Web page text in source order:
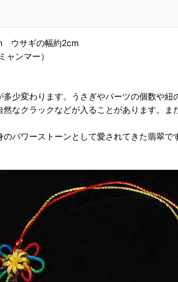
ウサギの幅約2cm
ャンマー）
少変わります。うさぎやパーツの個数や紐
なクラックなどが入ることがあります。ま
パワーストーンとして愛されてきた翡翠で